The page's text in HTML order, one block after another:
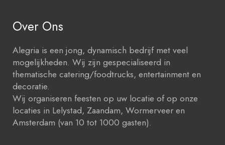
Over Ons
Alegria is een jong, dynamisch bedrijf met veel
mogelijkheden. Wij zijn gespecialiseerd in
thematische catering/foodtrucks, entertainment en
decoratie.
Wij organiseren feesten op uw locatie of op onze
locaties in Lelystad, Zaandam, Wormerveer en
Amsterdam (van 10 tot 1000 gasten).